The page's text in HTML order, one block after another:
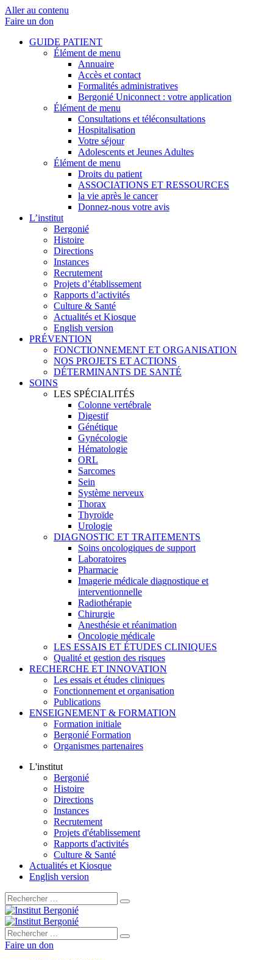
Aller au contenu
Faire un don
GUIDE PATIENT
Élément de menu
Annuaire
Accès et contact
Formalités administratives
Bergonié Uniconnect : votre application
Élément de menu
Consultations et téléconsultations
Hospitalisation
Votre séjour
Adolescents et Jeunes Adultes
Élément de menu
Droits du patient
ASSOCIATIONS ET RESSOURCES
la vie après le cancer
Donnez-nous votre avis
L’institut
Bergonié
Histoire
Directions
Instances
Recrutement
Projets d’établissement
Rapports d’activités
Culture & Santé
Actualités et Kiosque
English version
PRÉVENTION
FONCTIONNEMENT ET ORGANISATION
NOS PROJETS ET ACTIONS
DÉTERMINANTS DE SANTÉ
SOINS
LES SPÉCIALITÉS
Colonne vertébrale
Digestif
Génétique
Gynécologie
Hématologie
ORL
Sarcomes
Sein
Système nerveux
Thorax
Thyroïde
Urologie
DIAGNOSTIC ET TRAITEMENTS
Soins oncologiques de support
Laboratoires
Pharmacie
Imagerie médicale diagnostique et
interventionnelle
Radiothérapie
Chirurgie
Anesthésie et réanimation
Oncologie médicale
LES ESSAIS ET ÉTUDES CLINIQUES
Qualité et gestion des risques
RECHERCHE ET INNOVATION
Les essais et études cliniques
Fonctionnement et organisation
Publications
ENSEIGNEMENT & FORMATION
Formation initiale
Bergonié Formation
Organismes partenaires
L'institut
Bergonié
Histoire
Directions
Instances
Recrutement
Projets d'établissement
Rapports d'activités
Culture & Santé
Actualités et Kiosque
English version
Rechercher :
Rechercher :
Faire un don